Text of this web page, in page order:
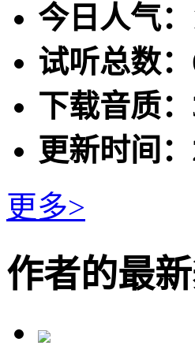
今日人气：
试听总数：
下载音质：
更新时间：
更多>
作者的最